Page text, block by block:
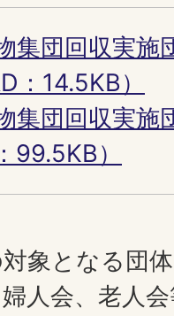
集団回収実施
：14.5KB）
集団回収実施
99.5KB）
象となる団
人会、老人